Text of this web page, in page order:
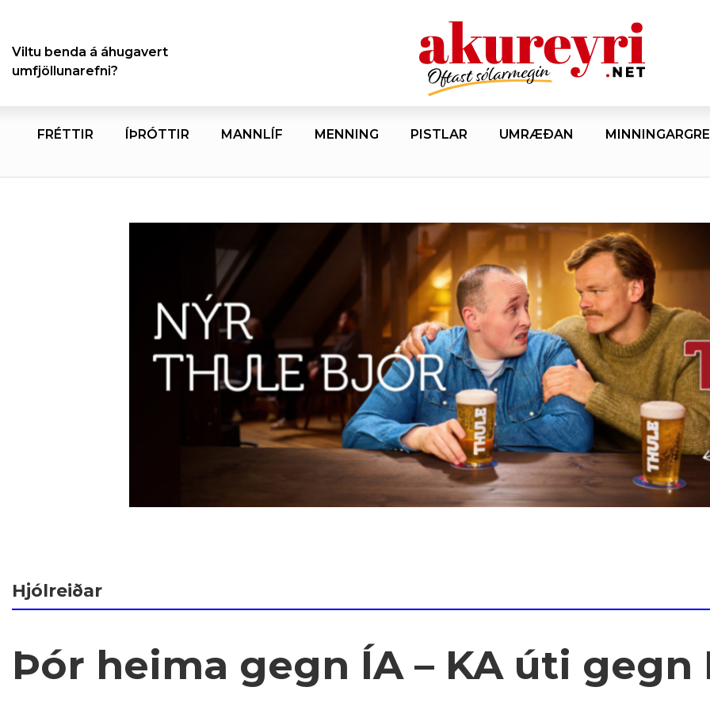
Viltu benda á áhugavert
umfjöllunarefni?
FRÉTTIR ÍÞRÓTTIR MANNLÍF MENNING PISTLAR UMRÆÐAN
Hjólreiðar
Þór heima gegn ÍA – KA úti gegn